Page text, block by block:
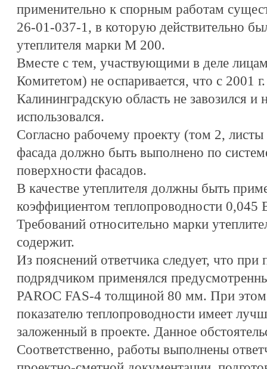
применительно к спорным работам
26-01-037-1, в которую действительно
утеплителя марки М 200.
Вместе с тем, участвующими в деле
Комитетом) не оспаривается, что с 2001
Калининградскую область не завозился и
использовался.
Согласно рабочему проекту (том 2,
фасада должно быть выполнено по
поверхности фасадов.
В качестве утеплителя должны быть
коэффициентом теплопроводности
Требований относительно марки
содержит.
Из пояснений ответчика следует, что при
подрядчиком применялся
PAROC FAS-4 толщиной 80 мм. При этом
показателю теплопроводности имеет
заложенный в проекте. Данное
Соответственно, работы выполнены